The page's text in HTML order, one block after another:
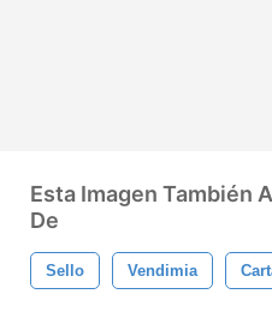
Esta Imagen También
De
Sello Vendimia